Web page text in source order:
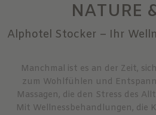
NATURE
Alphotel Stocker – Ihr
Manchmal ist es an der Zeit,
zum Wohlfühlen und
Massagen, die den Stress des
Mit Wellnessbehandlungen, die